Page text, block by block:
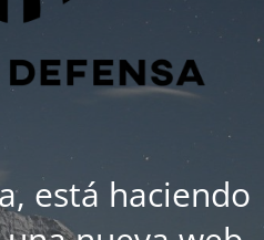
está haciendo